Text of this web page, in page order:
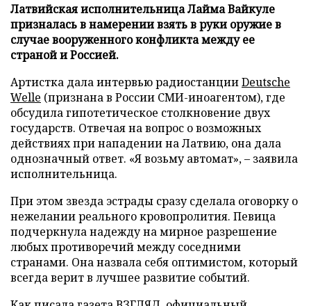
Латвийская исполнительница Лайма Вайкуле
призналась в намерении взять в руки оружие в
случае вооруженного конфликта между ее
страной и Россией.
Артистка дала интервью радиостанцииDeutsche
Welle (признана в России СМИ-иноагентом), где
обсудила гипотетическое столкновение двух
государств. Отвечая на вопрос о возможных
действиях при нападении на Латвию, она дала
однозначный ответ. «Я возьму автомат», – заявила
исполнительница.
При этом звезда эстрады сразу сделала оговорку о
нежелании реального кровопролития. Певица
подчеркнула надежду на мирное разрешение
любых противоречий между соседними
странами. Она назвала себя оптимистом, который
всегда верит в лучшее развитие событий.